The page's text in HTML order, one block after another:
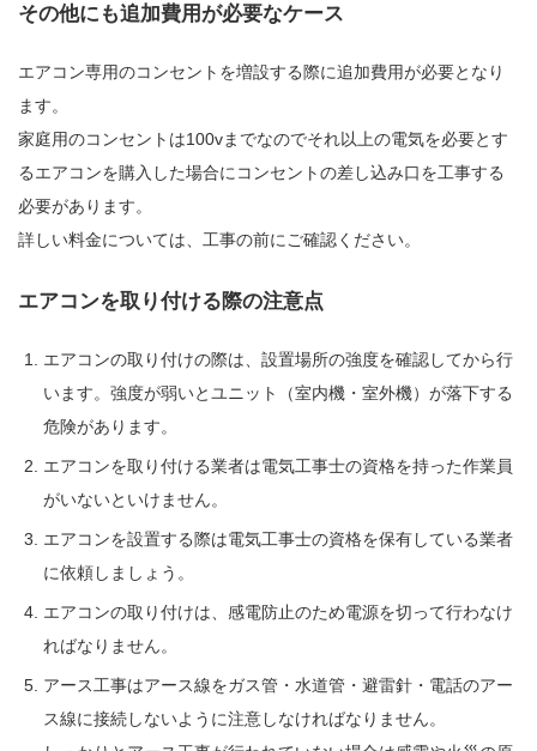
その他にも追加費用が必要なケース
エアコン専用のコンセントを増設する際に追加費用が必要となり
ます。
家庭用のコンセントは100vまでなのでそれ以上の電気を必要とす
るエアコンを購入した場合にコンセントの差し込み口を工事する
必要があります。
詳しい料金については、工事の前にご確認ください。
エアコンを取り付ける際の注意点
エアコンの取り付けの際は、設置場所の強度を確認してから行
います。強度が弱いとユニット（室内機・室外機）が落下する
危険があります。
エアコンを取り付ける業者は電気工事士の資格を持った作業員
がいないといけません。
エアコンを設置する際は電気工事士の資格を保有している業者
に依頼しましょう。
エアコンの取り付けは、感電防止のため電源を切って行わなけ
ればなりません。
アース工事はアース線をガス管・水道管・避雷針・電話のアー
ス線に接続しないように注意しなければなりません。